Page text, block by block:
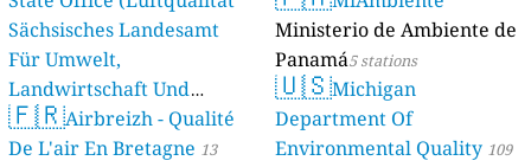
Sächsisches Landesamt
Für Umwelt,
Landwirtschaft Und
Geologie) 50 stations
🇫🇷Airbreizh - Qualité
De L'air En Bretagne 13
Ministerio de Ambiente de
Panamá5 stations
🇺🇸Michigan
Department Of
Environmental Quality 109